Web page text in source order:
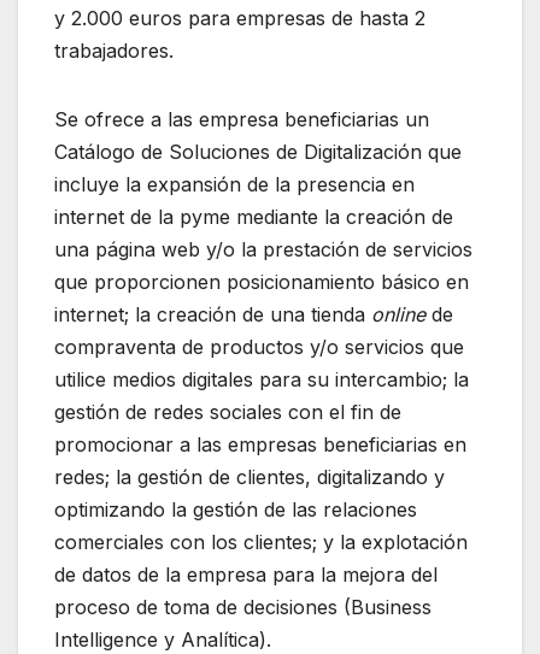
y 2.000 euros para empresas de hasta 2
trabajadores.
Se ofrece a las empresa beneficiarias un
Catálogo de Soluciones de Digitalización que
incluye la expansión de la presencia en
internet de la pyme mediante la creación de
una página web y/o la prestación de servicios
que proporcionen posicionamiento básico en
internet; la creación de una tienda onlinede
compraventa de productos y/o servicios que
utilice medios digitales para su intercambio; la
gestión de redes sociales con el fin de
promocionar a las empresas beneficiarias en
redes; la gestión de clientes, digitalizando y
optimizando la gestión de las relaciones
comerciales con los clientes; y la explotación
de datos de la empresa para la mejora del
proceso de toma de decisiones (Business
Intelligence y Analítica).